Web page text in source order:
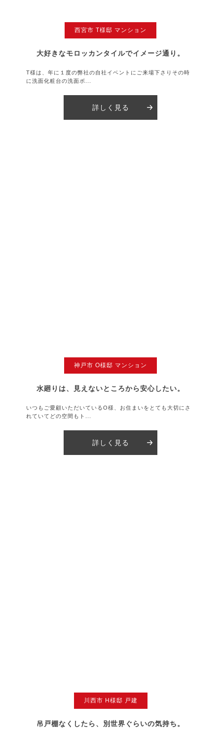
西宮市 T様邸 マンション
大好きなモロッカンタイルでイメージ通り。
T様は、年に１度の弊社の自社イベントにご来場下さりその時
に洗面化粧台の洗面ボ...
詳しく見る
神戸市 O様邸 マンション
水廻りは、見えないところから安心したい。
いつもご愛顧いただいているO様、お住まいをとても大切にさ
れていてどの空間もト...
詳しく見る
川西市 H様邸 戸建
吊戸棚なくしたら、別世界ぐらいの気持ち。